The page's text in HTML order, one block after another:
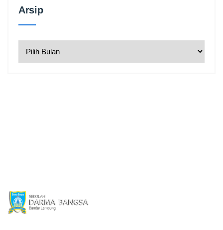
ArsipArsip